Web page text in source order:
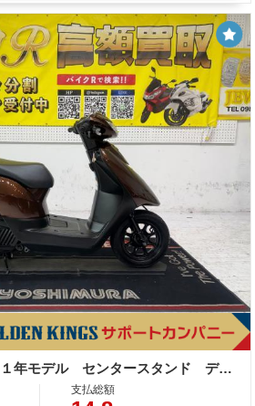
ヤマハ ＪＯＧ ２０２１年モデル センタースタンド デジタルメーター
支払総額